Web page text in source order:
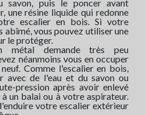
savon, puis le poncer avant
une résine liquide qui redonne
escalier en bois. Si votre
vous pouvez utiliser une
le protéger.
métal demande très peu
néanmoins vous en occuper
Comme l'escalier en bois,
avec de l'eau et du savon ou
pression après avoir enlevé
un balai ou à votre aspirateur.
votre escalier extérieur